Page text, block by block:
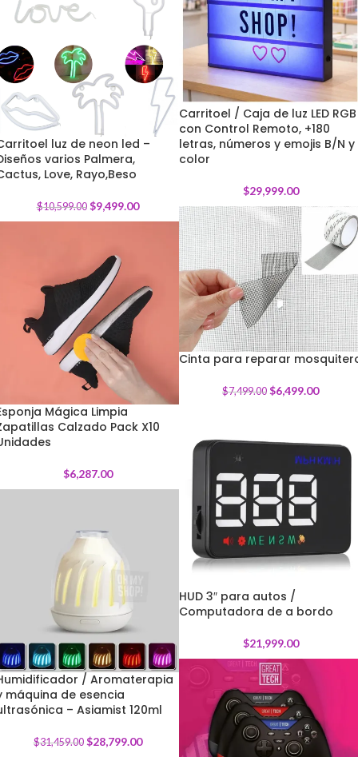
Carritoel / Caja de luz LED RGB
con Control Remoto, +180
letras, números y emojis B/N y
color
$29,999.00
-10%
luz de neon led –
varios Palmera,
Love, Rayo,Beso
$10,599.00 $9,499.00
Cinta para reparar
$7,499.00 $6,499.00
Mágica Limpia
Calzado Pack X10
$6,287.00
HUD 3″ para autos /
Computadora de a bordo
$21,999.00
-8%
/ Aromaterapia
máquina de esencia
– Asiamist 120ml
$31,459.00 $28,799.00